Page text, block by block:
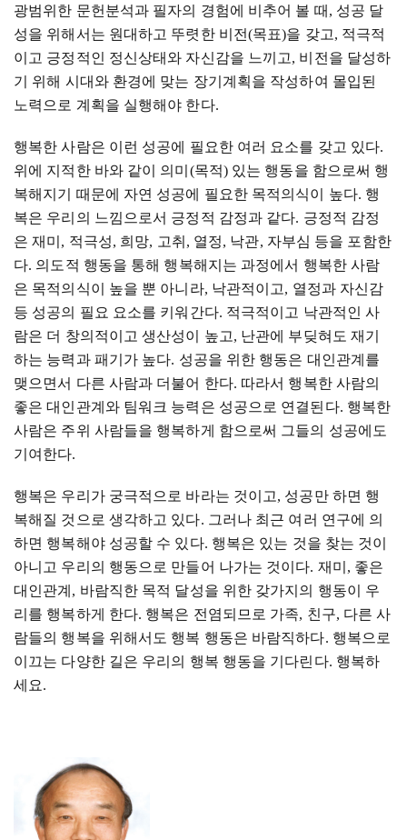
광범위한 문헌분석과 필자의 경험에 비추어 볼 때 , 성공 달
성을 위해서는 원대하고 뚜렷한 비전(목표)을 갖고, 적극적
이고 긍정적인 정신상태와 자신감을 느끼고, 비전을 달성하
기 위해 시대와 환경에 맞는 장기계획을 작성하여 몰입된
노력으로 계획을 실행해야 한다.
행복한 사람은 이런 성공에 필요한 여러 요소를 갖고 있다.
위에 지적한 바와 같이 의미 (목적) 있는 행동을 함으로써 행
복해지기 때문에 자연 성공에 필요한 목적의식이 높다. 행
복은 우리의 느낌으로서 긍정적 감정과 같다. 긍정적 감정
은 재미 , 적극성, 희망, 고취 , 열정, 낙관, 자부심 등을 포함한
다. 의도적 행동을 통해 행복해지는 과정에서 행복한 사람
은 목적의식이 높을 뿐 아니라, 낙관적이고, 열정과 자신감
등 성공의 필요 요소를 키워간다. 적극적이고 낙관적인 사
람은 더 창의적이고 생산성이 높고, 난관에 부딪혀도 재기
하는 능력과 패기가 높다. 성공을 위한 행동은 대인관계를
맺으면서 다른 사람과 더불어 한다. 따라서 행복한 사람의
좋은 대인관계와 팀워크 능력은 성공으로 연결된다. 행복한
사람은 주위 사람들을 행복하게 함으로써 그들의 성공에도
기여한다.
행복은 우리가 궁극적으로 바라는 것이고, 성공만 하면 행
복해질 것으로 생각하고 있다. 그러나 최근 여러 연구에 의
하면 행복해야 성공할 수 있다. 행복은 있는 것을 찾는 것이
아니고 우리의 행동으로 만들어 나가는 것이다. 재미 , 좋은
대인관계 , 바람직한 목적 달성을 위한 갖가지의 행동이 우
리를 행복하게 한다. 행복은 전염되므로 가족, 친구, 다른 사
람들의 행복을 위해서도 행복 행동은 바람직하다. 행복으로
이끄는 다양한 길은 우리의 행복 행동을 기다린다. 행복하
세요.